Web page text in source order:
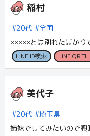
稲村
20代
全国
×××××とは別れたばかり
LINE ID検索 LINE QRコ
美代子
20代
埼玉県
姉妹でしてみたいので